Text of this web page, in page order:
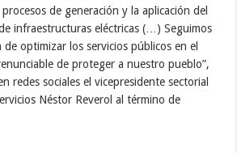
de generación y la aplicación del
infraestructuras eléctricas (…) Seguimos
optimizar los servicios públicos en el
de proteger a nuestro pueblo”,
redes sociales el vicepresidente sectorial
Néstor Reverol al término de